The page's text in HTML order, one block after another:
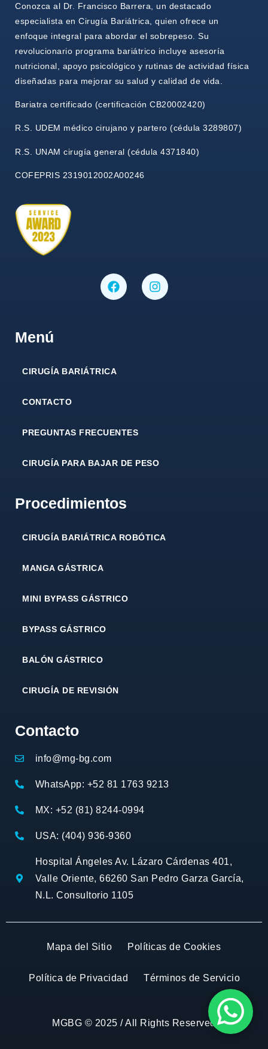
Conozca al Dr. Francisco Barrera, un destacado
especialista en Cirugía Bariátrica, quien ofrece un
enfoque integral para abordar el sobrepeso. Su
revolucionario programa bariátrico incluye asesoría
nutricional, apoyo psicológico y rutinas de actividad física
diseñadas para mejorar su salud y calidad de vida.
Bariatra certificado (certificación CB20002420)
R.S. UDEM médico cirujano y partero (cédula 3289807)
R.S. UNAM cirugía general (cédula 4371840)
COFEPRIS 2319012002A00246
Menú
CIRUGÍA BARIÁTRICA
CONTACTO
PREGUNTAS FRECUENTES
CIRUGÍA PARA BAJAR DE PESO
Procedimientos
CIRUGÍA BARIÁTRICA ROBÓTICA
MANGA GÁSTRICA
MINI BYPASS GÁSTRICO
BYPASS GÁSTRICO
BALÓN GÁSTRICO
CIRUGÍA DE REVISIÓN
Contacto
info@mg-bg.com
WhatsApp: +52 81 1763 9213
MX: +52 (81) 8244-0994
USA: (404) 936-9360
Hospital Ángeles Av. Lázaro Cárdenas 401,
Valle Oriente, 66260 San Pedro Garza García,
N.L. Consultorio 1105
Mapa del Sitio Políticas de Cookies
Política de Privacidad Términos de Servicio
MGBG © 2025 / All Rights Reserved